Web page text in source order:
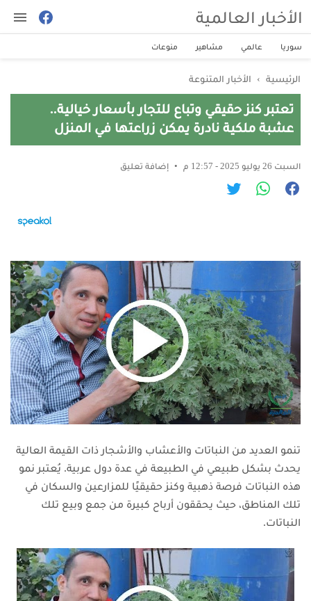
الأخبار العالمية
سوريا عالمي مشاهير منوعات
الرئيسية › الأخبار المتنوعة
تعتبر كنز حقيقي وتباع للتجار بأسعار خيالية..
عشبة ملكية نادرة يمكن زراعتها في المنزل
السبت 26 يوليو 2025 - 12:57 م إضافة تعليق
تنمو العديد من النباتات والأعشاب والأشجار ذات القيمة العالية
يحدث بشكل طبيعي في الطبيعة في عدة دول عربية. يُعتبر نمو
هذه النباتات فرصة ذهبية وكنز حقيقيًا للمزارعين والسكان في
تلك المناطق، حيث يحققون أرباح كبيرة من جمع وبيع تلك
النباتات.